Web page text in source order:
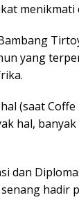
menikmati
yang
(saat
hal,
dan
hadir